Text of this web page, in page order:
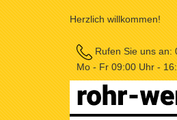
Herzlich willkommen!
Rufen Sie uns an:
Mo - Fr 09:00 Uhr -